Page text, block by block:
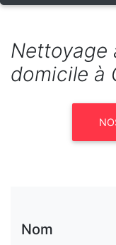
Nettoyage
domicile à
Nom